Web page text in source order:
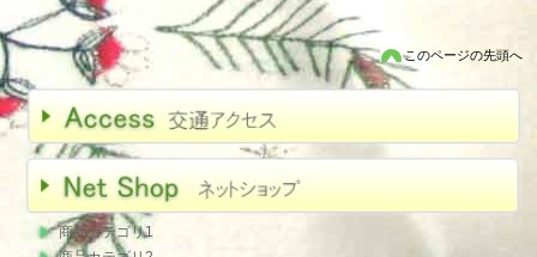
このページの先頭へ
商品カテゴリ1